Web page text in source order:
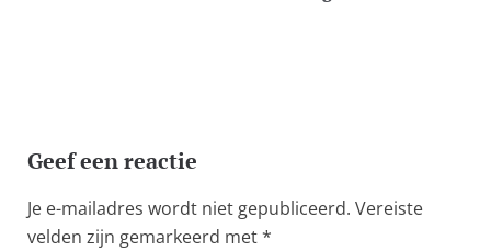
Geef een reactie
Je e-mailadres wordt niet gepubliceerd. Vereiste
velden zijn gemarkeerd met*